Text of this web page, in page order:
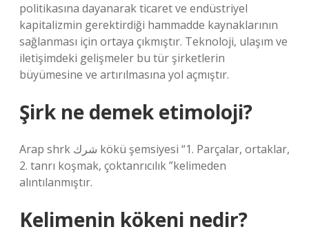
politikasına dayanarak ticaret ve endüstriyel
kapitalizmin gerektirdiği hammadde kaynaklarının
sağlanması için ortaya çıkmıştır. Teknoloji, ulaşım ve
iletişimdeki gelişmeler bu tür şirketlerin
büyümesine ve artırılmasına yol açmıştır.
Şirk ne demek etimoloji?
Arap shrk شرك kökü şemsiyesi “1. Parçalar, ortaklar,
2. tanrı koşmak, çoktanrıcılık ”kelimeden
alıntılanmıştır.
Kelimenin kökeni nedir?